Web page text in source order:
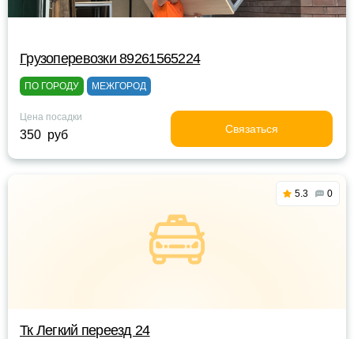
Грузоперевозки 89261565224
ПО ГОРОДУ МЕЖГОРОД
Цена посадки
350 руб Связаться
5.3 0
Тк Легкий переезд 24